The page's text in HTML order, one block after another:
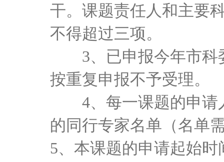
干。课题责任人和主要
不得超过三项。
3、已申报今年市
按重复申报不予受理。
4、每一课题的申
的同行专家名单（名单
5、本课题的申请起始时